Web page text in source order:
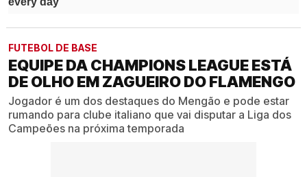
FUTEBOL DE BASE
EQUIPE DA CHAMPIONS LEAGUE ESTÁ
DE OLHO EM ZAGUEIRO DO FLAMENGO
Jogador é um dos destaques do Mengão e pode estar
rumando para clube italiano que vai disputar a Liga dos
Campeões na próxima temporada